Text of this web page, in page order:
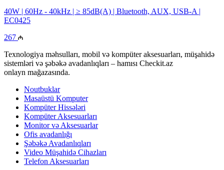
40W | 60Hz - 40kHz | ≥ 85dB(A) | Bluetooth, AUX, USB-A |
EC0425
267
Texnologiya məhsulları, mobil və kompüter aksesuarları, müşahidə
sistemləri və şəbəkə avadanlıqları – hamısı Checkit.az
onlayn mağazasında.
Noutbuklar
Masaüstü Komputer
Kompüter Hissələri
Kompüter Aksesuarları
Monitor və Aksesuarlar
Ofis avadanlığı
Şəbəkə Avadanlıqları
Video Müşahidə Cihazları
Telefon Aksesuarları